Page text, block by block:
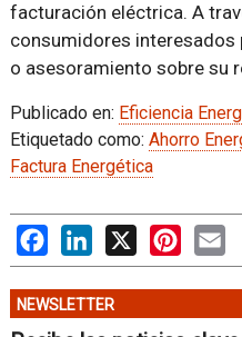
facturación eléctrica. A
consumidores
o asesoramiento sobre su
Publicado en: Eficiencia
Etiquetado como: Ahorro
Factura Energética
FacebookLinkedIn
X Pinterest
NEWSLETTER